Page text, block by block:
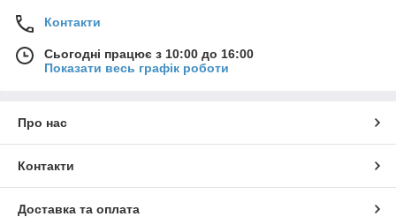
Контакти
Сьогодні працює з 10:00 до 16:00
Показати весь графік роботи
Про нас
Контакти
Доставка та оплата